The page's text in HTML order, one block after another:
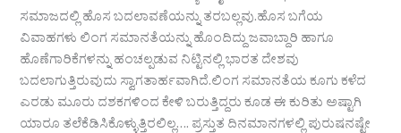
ಸಮಾಜದಲ್ಲಿ ಹೊಸ ಬದಲಾವಣೆಯನ್ನು ತರಬಲ್ಲವು.ಹೊಸ ಬಗೆಯ
ವಿವಾಹಗಳು ಲಿಂಗ ಸಮಾನತೆಯನ್ನು ಹೊಂದಿದ್ದು ಜವಾಬ್ದಾರಿ ಹಾಗೂ
ಹೊಣೆಗಾರಿಕೆಗಳನ್ನು ಹಂಚಲ್ಪಡುವ ನಿಟ್ಟಿನಲ್ಲಿ ಭಾರತ ದೇಶವು
ಬದಲಾಗುತ್ತಿರುವುದು ಸ್ವಾಗತಾರ್ಹವಾಗಿದೆ.ಲಿಂಗ ಸಮಾನತೆಯ ಕೂಗು ಕಳೆದ
ಎರಡು ಮೂರು ದಶಕಗಳಿಂದ ಕೇಳಿ ಬರುತ್ತಿದ್ದರು ಕೂಡ ಈ ಕುರಿತು ಅಷ್ಟಾಗಿ
ಯಾರೂ ತಲೆಕೆಡಿಸಿಕೊಳ್ಳುತ್ತಿರಲಿಲ್ಲ…. ಪ್ರಸ್ತುತ ದಿನಮಾನಗಳಲ್ಲಿ ಪುರುಷನಷ್ಟೇ